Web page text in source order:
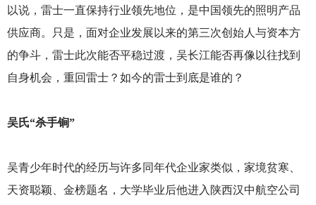
以说，雷士一直保持行业领先地位，是中国领先的照明产品
供应商。只是，面对企业发展以来的第三次创始人与资本方
的争斗，雷士此次能否平稳过渡，吴长江能否再像以往找到
自身机会，重回雷士？如今的雷士到底是谁的？
吴氏“杀手锏”
吴青少年时代的经历与许多同年代企业家类似，家境贫寒、
天资聪颖、金榜题名，大学毕业后他进入陕西汉中航空公司